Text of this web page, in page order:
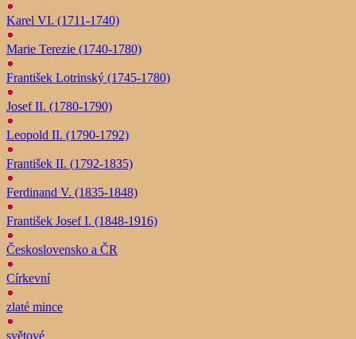
Karel VI. (1711-1740)
Marie Terezie (1740-1780)
František Lotrinský (1745-1780)
Josef II. (1780-1790)
Leopold II. (1790-1792)
František II. (1792-1835)
Ferdinand V. (1835-1848)
František Josef I. (1848-1916)
Československo a ČR
Církevní
zlaté mince
světové